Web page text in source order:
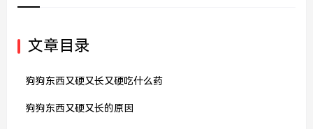
文章目录
狗狗东西又硬又长又硬吃什么药
狗狗东西又硬又长的原因